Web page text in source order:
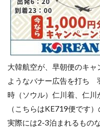
大韓航空が、早朝便のキ
ようなバナー広告を打ち
時（ソウル）仁川着、仁
（こちらはKE719便です
実際には2-3泊まれるもの